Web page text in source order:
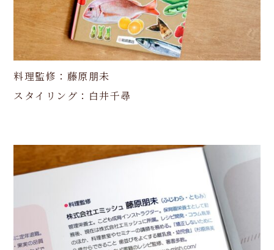
料理監修：藤原朋未
スタイリング：白井千尋